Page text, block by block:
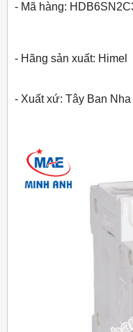
- Mã hàng:
- Hãng sản xuất: Himel
- Xuất xứ: Tây Ban Nha